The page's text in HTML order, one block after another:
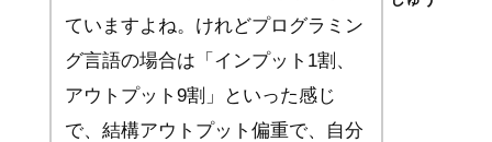
ていますよね。けれどプログラミン
グ言語の場合は「インプット1割、
アウトプット9割」といった感じ
で、結構アウトプット偏重で、自分